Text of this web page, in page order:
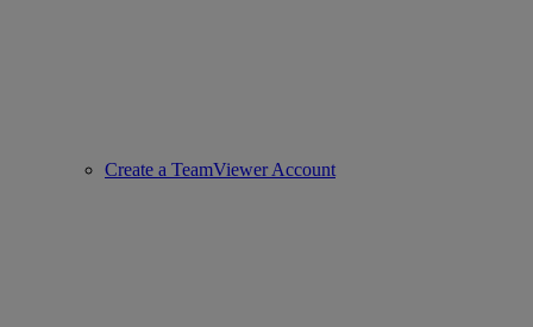
Create a TeamViewer Account